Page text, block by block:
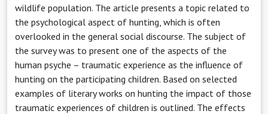
wildlife population. The article presents a topic related to
the psychological aspect of hunting, which is often
overlooked in the general social discourse. The subject of
the survey was to present one of the aspects of the
human psyche – traumatic experience as the influence of
hunting on the participating children. Based on selected
examples of literary works on hunting the impact of those
traumatic experiences of children is outlined. The effects